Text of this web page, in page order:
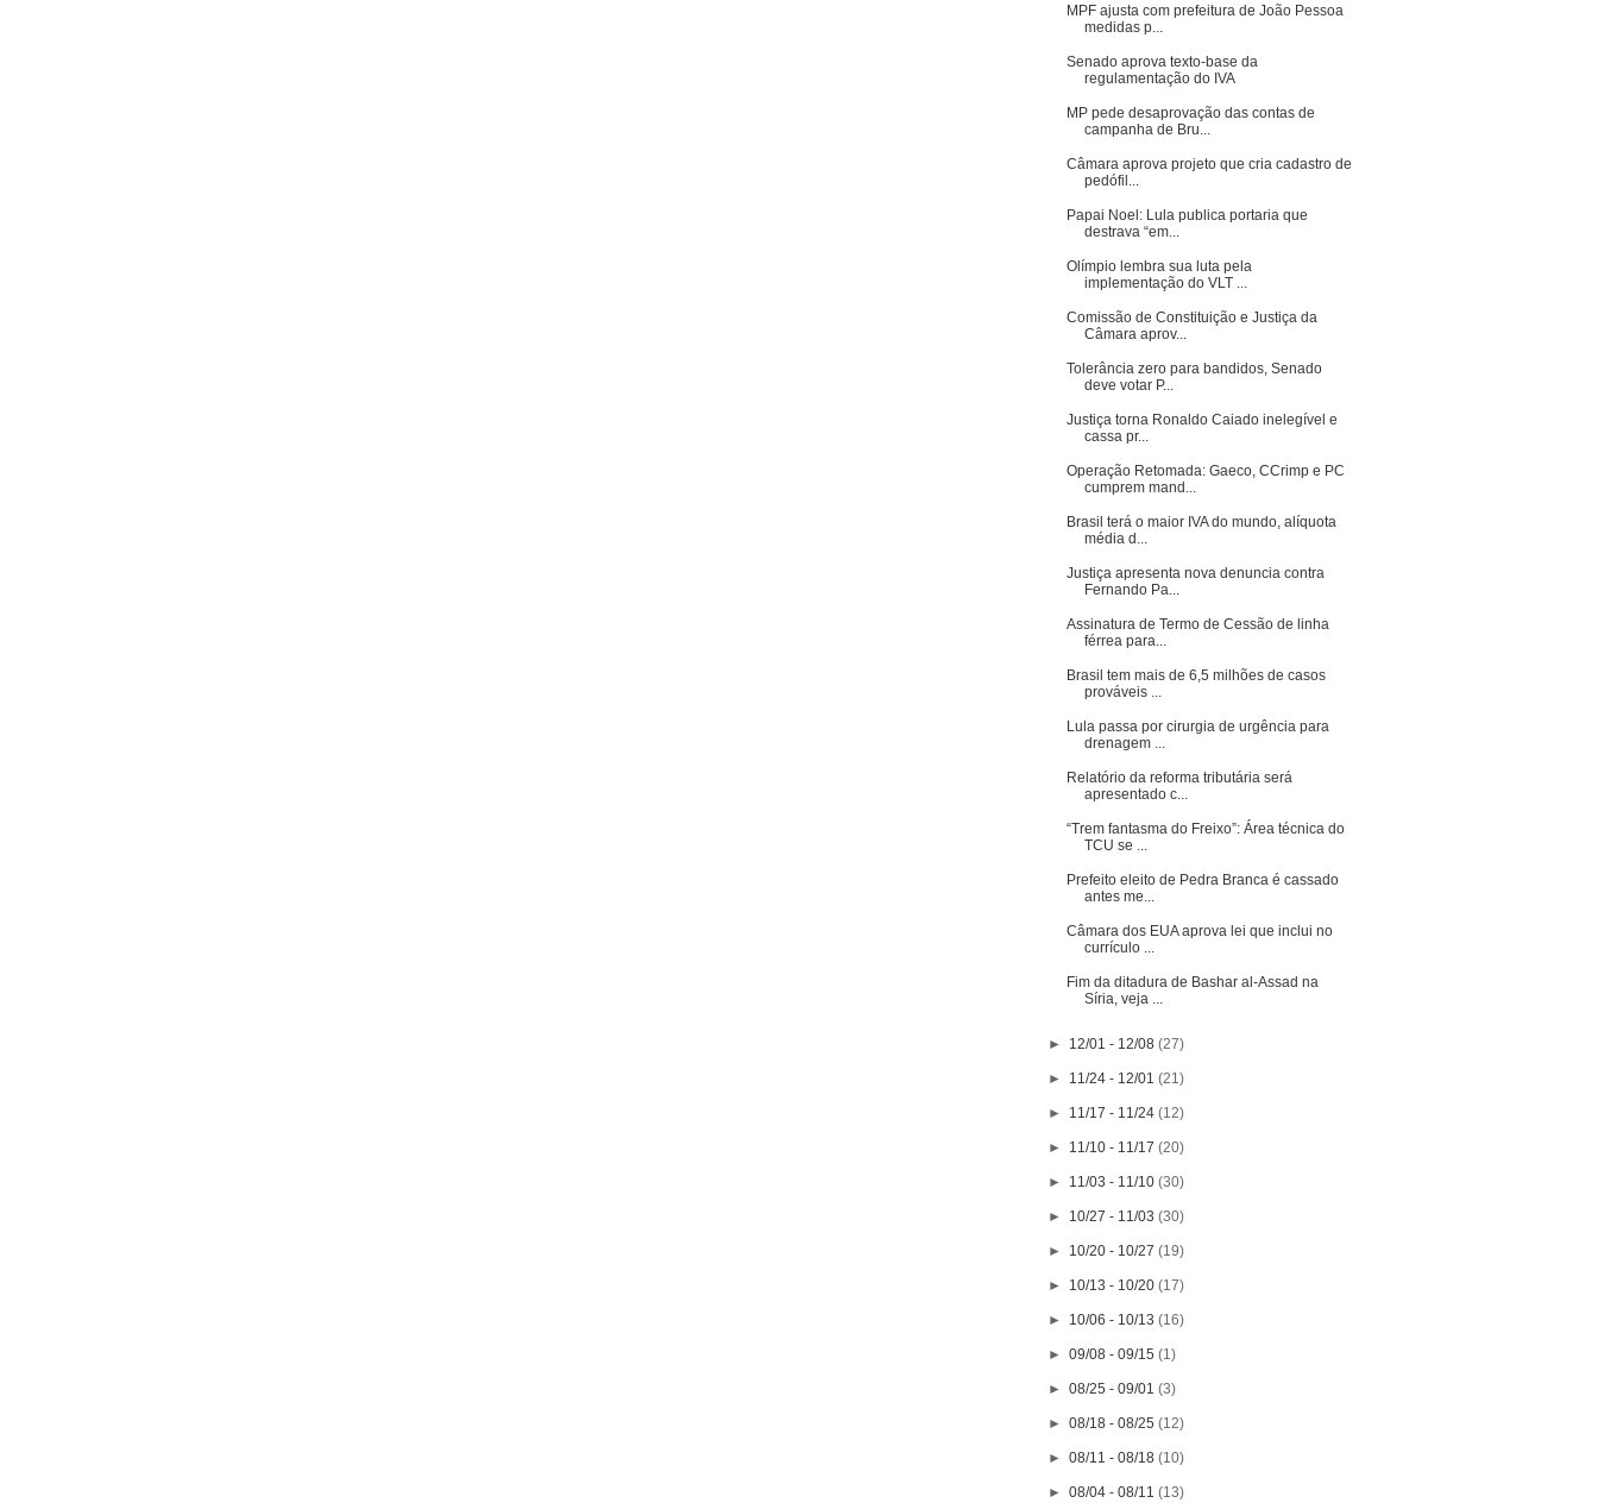
MPF ajusta com prefeitura de João Pessoa
medidas p...
Senado aprova texto-base da
regulamentação do IVA
MP pede desaprovação das contas de
campanha de Bru...
Câmara aprova projeto que cria cadastro de
pedófil...
Papai Noel: Lula publica portaria que
destrava “em...
Olímpio lembra sua luta pela
implementação do VLT ...
Comissão de Constituição e Justiça da
Câmara aprov...
Tolerância zero para bandidos, Senado
deve votar P...
Justiça torna Ronaldo Caiado inelegível e
cassa pr...
Operação Retomada: Gaeco, CCrimp e PC
cumprem mand...
Brasil terá o maior IVA do mundo, alíquota
média d...
Justiça apresenta nova denuncia contra
Fernando Pa...
Assinatura de Termo de Cessão de linha
férrea para...
Brasil tem mais de 6,5 milhões de casos
prováveis ...
Lula passa por cirurgia de urgência para
drenagem ...
Relatório da reforma tributária será
apresentado c...
“Trem fantasma do Freixo”: Área técnica do
TCU se ...
Prefeito eleito de Pedra Branca é cassado
antes me...
Câmara dos EUA aprova lei que inclui no
currículo ...
Fim da ditadura de Bashar al-Assad na
Síria, veja ...
► 12/01 - 12/08(27)
► 11/24 - 12/01(21)
► 11/17 - 11/24(12)
► 11/10 - 11/17(20)
► 11/03 - 11/10(30)
► 10/27 - 11/03(30)
► 10/20 - 10/27(19)
► 10/13 - 10/20(17)
► 10/06 - 10/13(16)
►09/08 - 09/15(1)
►08/25 - 09/01(3)
►08/18 - 08/25(12)
►08/11 - 08/18(10)
►08/04 - 08/11(13)